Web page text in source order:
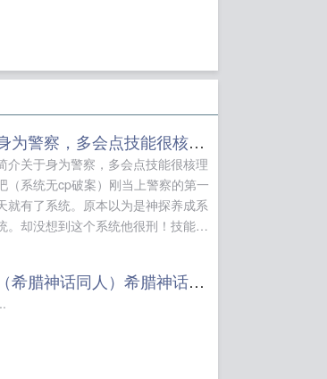
身为警察，多会点技能很核理吧
介关于身为警察，多会点技能很核理
（系统无cp破案）刚当上警察的第一
就有了系统。原本以为是神探养成系
。却没想到这个系统他很刑！技能一
你兄弟你能和嫌疑人做兄弟扒手之王只
能看到，就没有偷不到的东西！猛男
（希腊神话同人）希腊神话：带着洪荒系统闯希腊+番外